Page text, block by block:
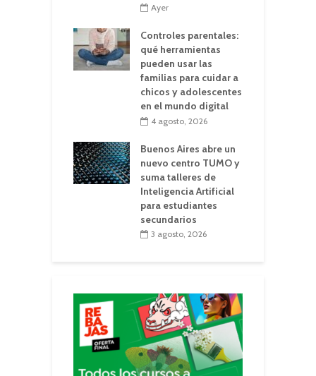
Ayer
Controles parentales:
qué herramientas
pueden usar las
familias para cuidar a
chicos y adolescentes
en el mundo digital
4 agosto, 2026
Buenos Aires abre un
nuevo centro TUMO y
suma talleres de
Inteligencia Artificial
para estudiantes
secundarios
3 agosto, 2026